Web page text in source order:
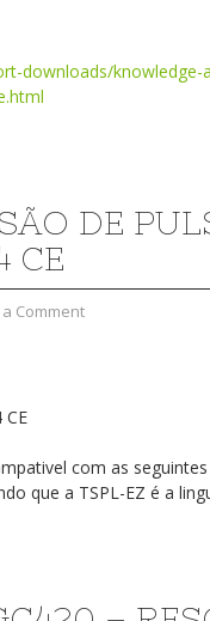
downloads/knowledge-
DE
CE
Comment
CE
com as
que a TSPL-EZ é a